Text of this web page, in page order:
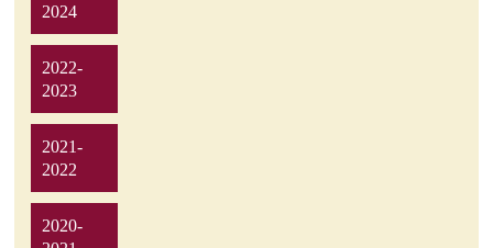
2024
2022-
2023
2021-
2022
2020-